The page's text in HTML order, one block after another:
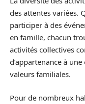
des attentes variées.
participer à des
en famille, chacun
activités collectives
d’appartenance à
valeurs familiales.
Pour de nombreux